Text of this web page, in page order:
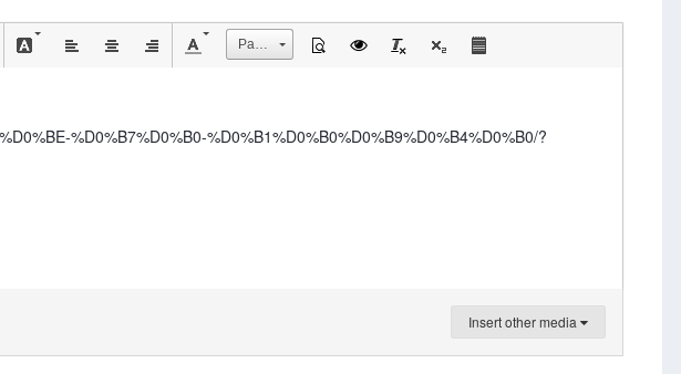
Размер
%D0%B7%D0%B0-%D0%B1%D0%B0%D0%B9%D0%B4%D0%B0/?
Insert other media